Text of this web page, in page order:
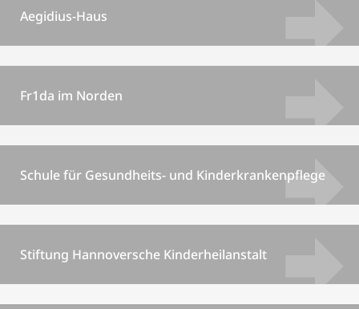
Aegidius-Haus
Fr1da im Norden
Schule für Gesundheits- und Kinderkrankenpflege
Stiftung Hannoversche Kinderheilanstalt